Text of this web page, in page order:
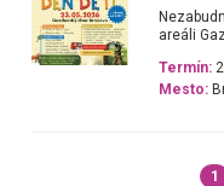
areáli
Termín:
Mesto:
1